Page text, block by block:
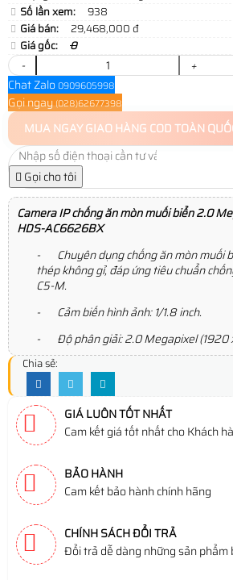
Số lần xem:
938
Giá bán:
29,468,000 đ
Giá gốc:
0
-
+
Chat Zalo 0909605998
Gọi ngay(028)62677398
MUA NGAYGIAO HÀNG COD TOÀN
Gọi cho tôi
Camera IP chống ăn mòn muối biển 2.0
HDS-AC6626BX
- Chuyên dụng chống ăn mòn muối
thép không gỉ, đáp ứng tiêu chuẩn
C5-M.
- Cảm biến hình ảnh: 1/1.8 inch.
- Độ phân giải: 2.0 Megapixel (1920
Chia sẻ:
GIÁ LUÔN TỐT NHẤT
Cam kết giá tốt nhất cho Khách
BẢO HÀNH
Cam kết bảo hành chính hãng
CHÍNH SÁCH ĐỔI TRẢ
Đổi trả dễ dàng những sản phẩm